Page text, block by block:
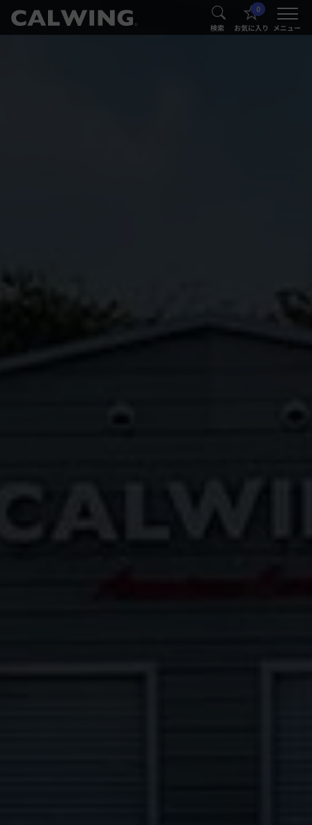
® 検索
0
お気に入り メニュー
®